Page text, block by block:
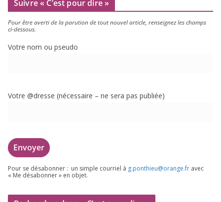
Suivre « C’est pour dire »
Pour être aver­ti de la paru­tion de tout nou­vel article, ren­sei­gnez les champs
ci-dessous.
Votre nom ou pseudo
Votre @dresse (néces­saire – ne sera pas publiée)
Pour se désa­bon­ner : un simple cour­riel à g.​ponthieu@​orange.​fr avec
« Me désa­bon­ner » en objet.